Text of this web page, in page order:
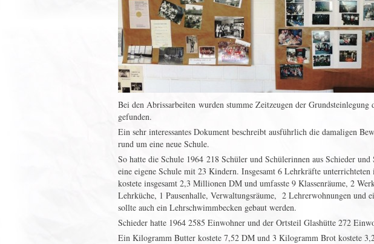
Bei den Abrissarbeiten wurden stumme Zeitzeugen der Grundsteinlegung
gefunden.
Ein sehr interessantes Dokument beschreibt ausführlich die damaligen
rund um eine neue Schule.
So hatte die Schule 1964 218 Schüler und Schülerinnen aus Schieder
eine eigene Schule mit 23 Kindern. Insgesamt 6 Lehrkräfte unterrichteten
kostete insgesamt 2,3 Millionen DM und umfasste 9 Klassenräume, 2
Lehrküche, 1 Pausenhalle, Verwaltungsräume, 2 Lehrerwohnungen und
sollte auch ein Lehrschwimmbecken gebaut werden.
Schieder hatte 1964 2585 Einwohner und der Ortsteil Glashütte 272
Ein Kilogramm Butter kostete 7,52 DM und 3 Kilogramm Brot kostete